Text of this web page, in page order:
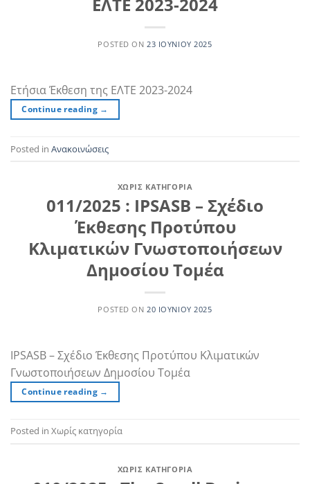
ΕΛΤΕ 2023-2024
POSTED ON23 ΙΟΥΝΊΟΥ 2025
Ετήσια Έκθεση της ΕΛΤΕ 2023-2024
Continue reading →
Posted in Ανακοινώσεις
ΧΩΡΊΣ ΚΑΤΗΓΟΡΊΑ
011/2025 : IPSASB – Σχέδιο
Έκθεσης Προτύπου
Κλιματικών Γνωστοποιήσεων
Δημοσίου Τομέα
POSTED ON 20 ΙΟΥΝΊΟΥ 2025
IPSASB – Σχέδιο Έκθεσης Προτύπου Κλιματικών
Γνωστοποιήσεων Δημοσίου Τομέα
Continue reading →
Posted in Χωρίς κατηγορία
ΧΩΡΊΣ ΚΑΤΗΓΟΡΊΑ